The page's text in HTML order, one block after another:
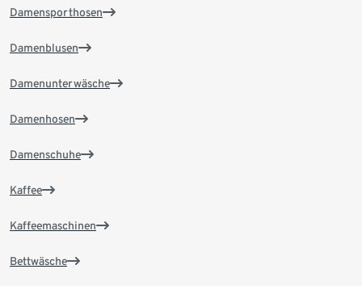
Damensporthosen
Damenblusen
Damenunterwäsche
Damenhosen
Damenschuhe
Kaffee
Kaffeemaschinen
Bettwäsche